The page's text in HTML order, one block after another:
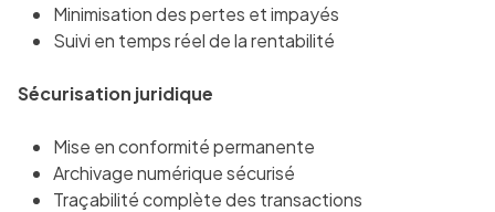
Minimisation des pertes et impayés
Suivi en temps réel de la rentabilité
Sécurisation juridique
Mise en conformité permanente
Archivage numérique sécurisé
Traçabilité complète des transactions